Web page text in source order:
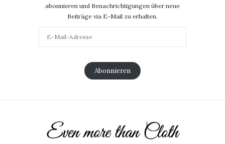
abonnieren und Benachrichtigungen über neue
Beiträge via E-Mail zu erhalten.
Abonnieren